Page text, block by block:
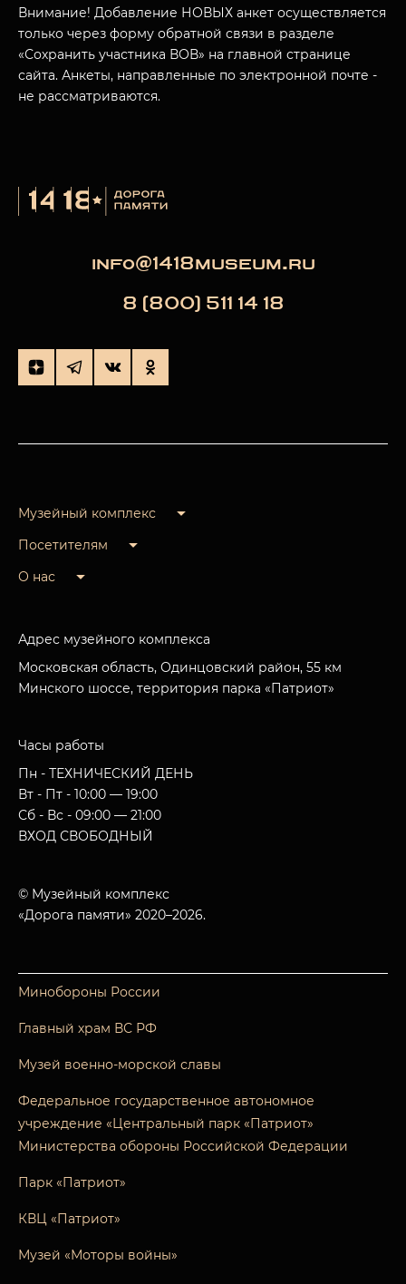
Внимание! Добавление НОВЫХ анкет осуществляется
только через форму обратной связи в разделе
«Сохранить участника ВОВ» на главной странице
сайта. Анкеты, направленные по электронной почте -
не рассматриваются.
info@1418museum.ru
8 (800) 511 14 18
Музейный комплекс
Посетителям
О нас
Адрес музейного комплекса
Московская область, Одинцовский район, 55 км
Минского шоссе, территория парка «Патриот»
Часы работы
Пн - ТЕХНИЧЕСКИЙ ДЕНЬ
Вт - Пт - 10:00 — 19:00
Сб - Вс - 09:00 — 21:00
ВХОД СВОБОДНЫЙ
© Музейный комплекс
«Дорога памяти» 2020–2026.
Минобороны России
Главный храм ВС РФ
Музей военно-морской славы
Федеральное государственное автономное
учреждение «Центральный парк «Патриот»
Министерства обороны Российской Федерации
Парк «Патриот»
КВЦ «Патриот»
Музей «Моторы войны»